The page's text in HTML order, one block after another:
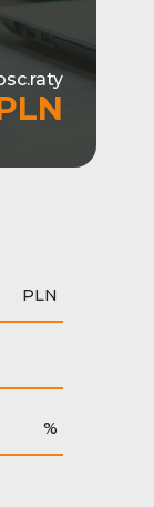
PLN
%